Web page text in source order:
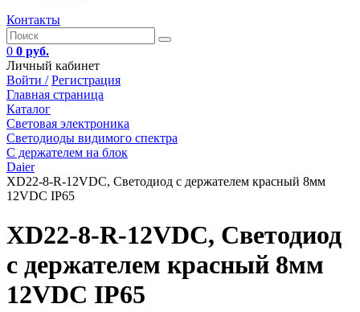
Контакты
0 0 руб.
Личный кабинет
Войти / Регистрация
Главная страница
Каталог
Световая электроника
Светодиоды видимого спектра
C держателем на блок
Daier
XD22-8-R-12VDC, Светодиод с держателем красный 8мм
12VDC IP65
XD22-8-R-12VDC, Светодиод
с держателем красный 8мм
12VDC IP65